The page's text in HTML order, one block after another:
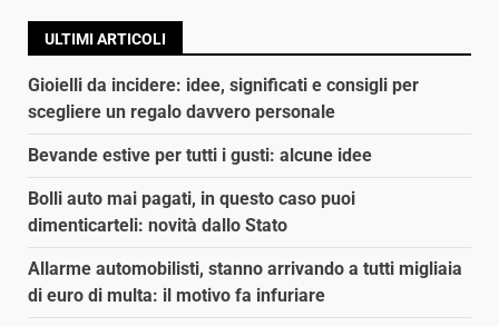
ULTIMI ARTICOLI
Gioielli da incidere: idee, significati e consigli per
scegliere un regalo davvero personale
Bevande estive per tutti i gusti: alcune idee
Bolli auto mai pagati, in questo caso puoi
dimenticarteli: novità dallo Stato
Allarme automobilisti, stanno arrivando a tutti migliaia
di euro di multa: il motivo fa infuriare